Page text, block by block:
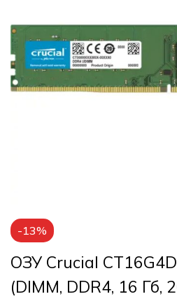
-13%
ОЗУ Crucial
(DIMM, DDR4, 16 Гб,